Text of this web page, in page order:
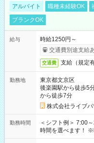
アルバイト 職種未経験OK
ブランクOK
給与
時給1250円～
交通費別途支給
交通費 支給（規定
勤務地
東京都文京区
後楽園駅から徒歩5
から徒歩7分
株式会社ライブパ
勤務時間
＜シフト例＞ 7:00～23:00
時間を選べます！